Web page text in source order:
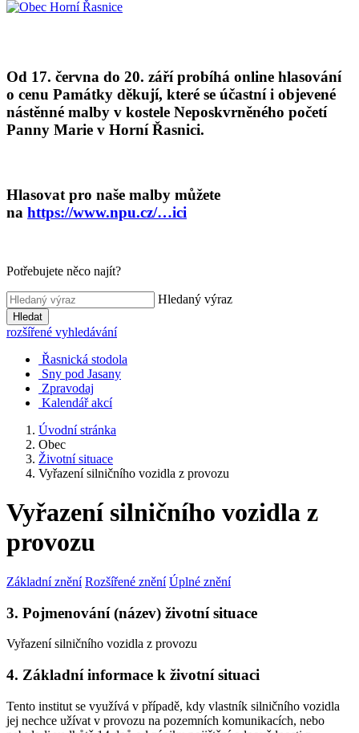
Od 17. června do 20. září probíhá online hlasování
o cenu Památky děkují, které se účastní i objevené
nástěnné malby v kostele Neposkvrněného početí
Panny Marie v Horní Řasnici.
Hlasovat pro naše malby můžete
na https://www.npu.cz/…ici
Potřebujete něco najít?
Hledaný výraz
Hledat
rozšířené vyhledávání
Řasnická stodola
Sny pod Jasany
Zpravodaj
Kalendář akcí
Úvodní stránka
Obec
Životní situace
Vyřazení silničního vozidla z provozu
Vyřazení silničního vozidla z
provozu
Základní znění Rozšířené znění Úplné znění
3. Pojmenování (název) životní situace
Vyřazení silničního vozidla z provozu
4. Základní informace k životní situaci
Tento institut se využívá v případě, kdy vlastník silničního vozidla
jej nechce užívat v provozu na pozemních komunikacích, nebo